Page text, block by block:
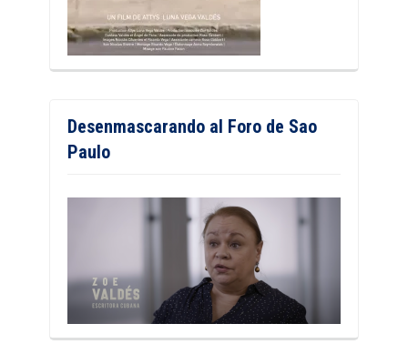
Desenmascarando al Foro de Sao
Paulo